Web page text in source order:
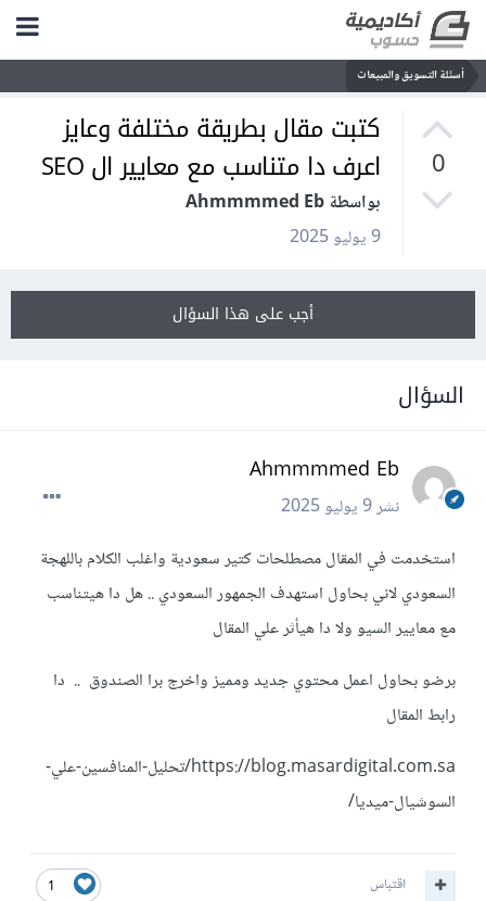
أسئلة التسويق والمبيعات
0
كتبت مقال بطريقة مختلفة وعايز
اعرف دا متناسب مع معايير ال SEO
بواسطة Ahmmmmed Eb
9 يوليو 2025
أجب على هذا السؤال
السؤال
Ahmmmmed Eb
نشر9 يوليو 2025
استخدمت في المقال مصطلحات كتير سعودية واغلب الكلام باللهجة
السعودي لاني بحاول استهدف الجمهور السعودي .. هل دا هيتناسب
مع معايير السيو ولا دا هيأثر علي المقال
برضو بحاول اعمل محتوي جديد ومميز واخرج برا الصندوق .. دا
رابط المقال
https://blog.masardigital.com.sa/تحليل-المنافسين-علي-
السوشيال-ميديا/
1 اقتباس